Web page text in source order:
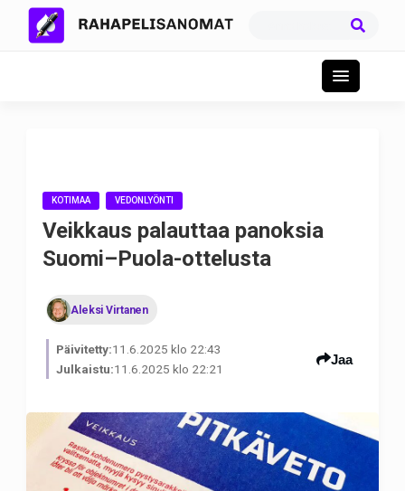
KOTIMAA VEDONLYÖNTI
Veikkaus palauttaa panoksia
Suomi–Puola-ottelusta
Aleksi Virtanen
Päivitetty:11.6.2025 klo 22:43
Julkaistu:11.6.2025 klo 22:21
Jaa